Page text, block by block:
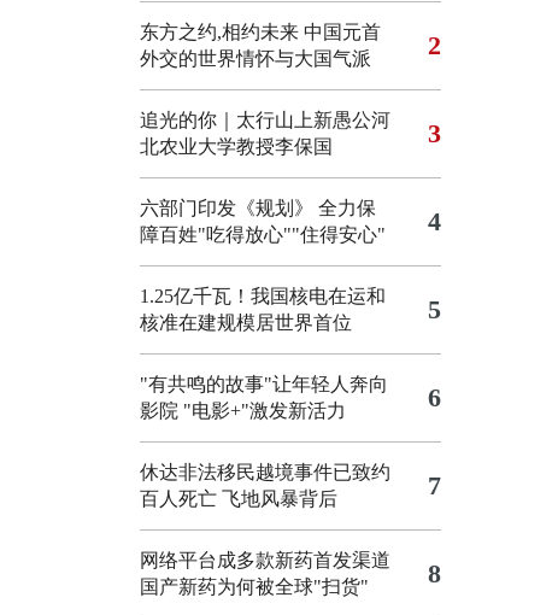
东方之约,相约未来 中国元首
外交的世界情怀与大国气派
2
追光的你｜太行山上新愚公河
北农业大学教授李保国
3
六部门印发《规划》 全力保
障百姓"吃得放心""住得安心"
4
1.25亿千瓦！我国核电在运和
核准在建规模居世界首位
5
"有共鸣的故事"让年轻人奔向
影院 "电影+"激发新活力 6
休达非法移民越境事件已致约
百人死亡 飞地风暴背后 7
网络平台成多款新药首发渠道
国产新药为何被全球"扫货"
8